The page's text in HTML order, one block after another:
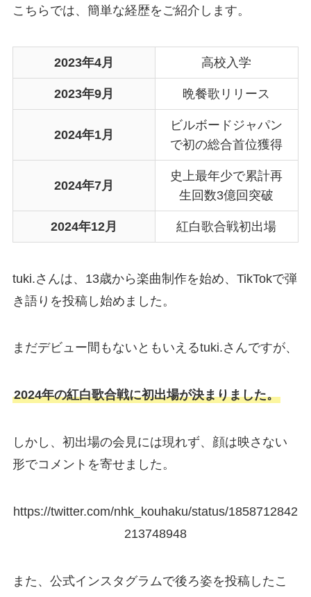
こちらでは、簡単な経歴をご紹介します。
2023年4月 高校入学
2023年9月 晩餐歌リリース
2024年1月
ビルボードジャパン
で初の総合首位獲得
2024年7月
史上最年少で累計再
生回数3億回突破
2024年12月 紅白歌合戦初出場
tuki.さんは、13歳から楽曲制作を始め、TikTokで弾
き語りを投稿し始めました。
まだデビュー間もないともいえるtuki.さんですが、
2024年の紅白歌合戦に初出場が決まりました。
しかし、初出場の会見には現れず、顔は映さない
形でコメントを寄せました。
https://twitter.com/nhk_kouhaku/status/1858712842
213748948
また、公式インスタグラムで後ろ姿を投稿したこ